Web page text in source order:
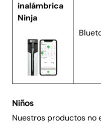
inalámbrica
Ninja
Niños
Nuestros productos no